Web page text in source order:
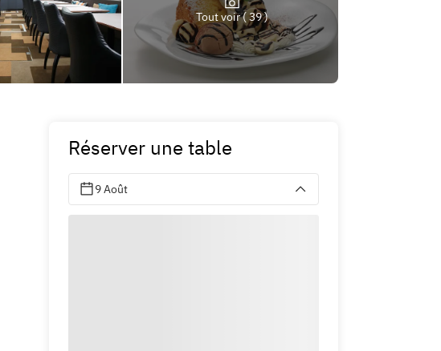
Tout voir ( 39 )
Réserver une table
9 Août